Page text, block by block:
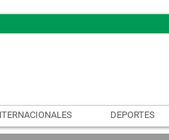
DEPORTES